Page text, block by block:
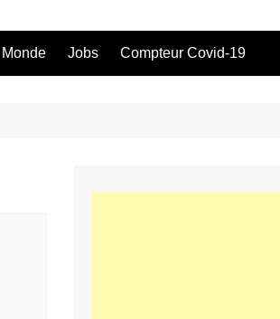
Monde Jobs Compteur Covid-19